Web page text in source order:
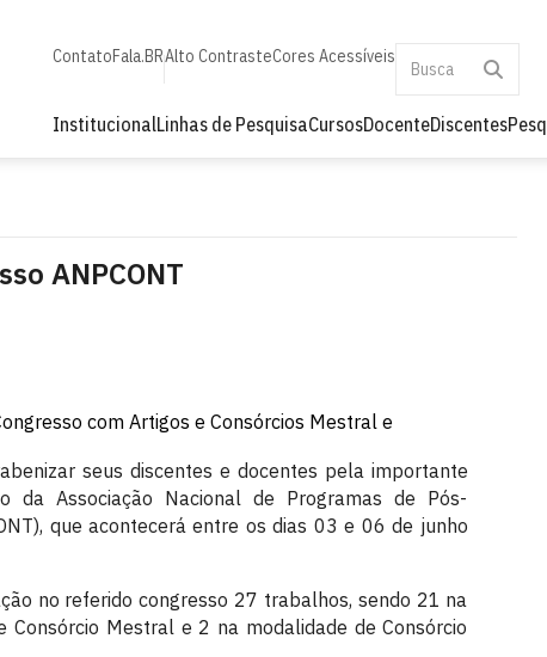
ContatoFala.BRAlto ContrasteCores Acessíveis
InstitucionalLinhas de PesquisaCursosDocenteDiscentes
ANPCONT
com Artigos e Consórcios Mestral e
seus discentes e docentes pela importante
da Associação Nacional de Programas de Pós-
que acontecerá entre os dias 03 e 06 de junho
no referido congresso 27 trabalhos, sendo 21 na
Mestral e 2 na modalidade de Consórcio